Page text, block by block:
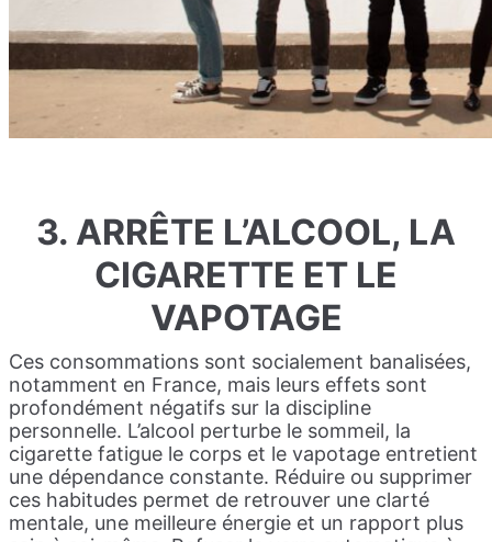
3. ARRÊTE L’ALCOOL, LA
CIGARETTE ET LE
VAPOTAGE
Ces consommations sont socialement banalisées,
notamment en France, mais leurs effets sont
profondément négatifs sur la discipline
personnelle. L’alcool perturbe le sommeil, la
cigarette fatigue le corps et le vapotage entretient
une dépendance constante. Réduire ou supprimer
ces habitudes permet de retrouver une clarté
mentale, une meilleure énergie et un rapport plus